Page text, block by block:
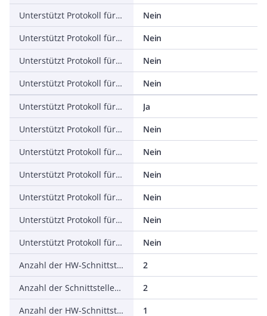
Unterstützt Protokoll für PROFINET IO
Nein
Unterstützt Protokoll für PROFINET CBA
Nein
Unterstützt Protokoll für SERCOS
Nein
Unterstützt Protokoll für Foundation Fieldbus
Nein
Unterstützt Protokoll für EtherNet/IP
Ja
Unterstützt Protokoll für AS-Interface Safety at Work
Nein
Unterstützt Protokoll für DeviceNet Safety
Nein
Unterstützt Protokoll für INTERBUS-Safety
Nein
Unterstützt Protokoll für PROFIsafe
Nein
Unterstützt Protokoll für SafetyBUS p
Nein
Unterstützt Protokoll für sonstige Bussysteme
Nein
Anzahl der HW-Schnittstellen Industrial Ethernet
2
Anzahl der Schnittstellen PROFINET
2
Anzahl der HW-Schnittstellen seriell RS-232
1